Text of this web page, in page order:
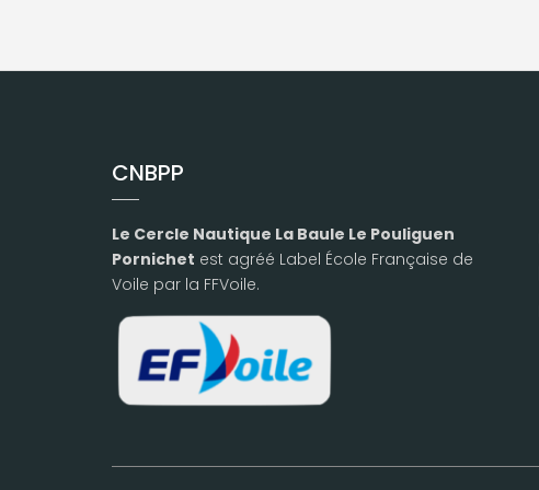
CNBPP
Le Cercle Nautique La Baule Le Pouliguen
Pornichet est agréé Label École Française de
Voile par la FFVoile.